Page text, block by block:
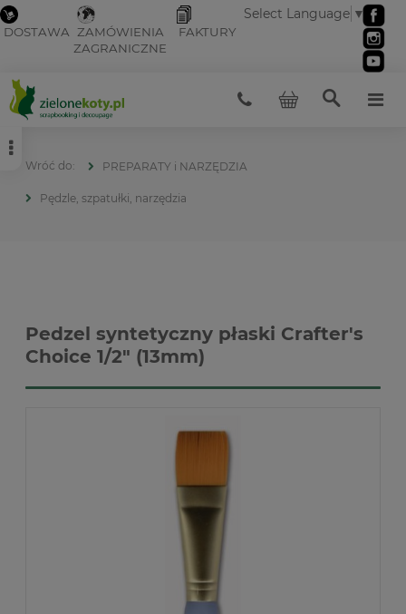
DOSTAWA ZAMÓWIENIA
ZAGRANICZNE
FAKTURY
Select Language ▼
PREPARATY i NARZĘDZIA
Pędzle, szpatułki, narzędzia
Pedzel syntetyczny płaski Crafter's
Choice 1/2" (13mm)